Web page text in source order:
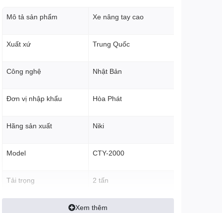
Mô tả sản phẩm Xe nâng tay cao
Xuất xứ Trung Quốc
Công nghệ Nhật Bản
Đơn vị nhập khẩu Hòa Phát
Hãng sản xuất Niki
Model CTY-2000
Tải trọng 2 tấn
Chiều cao nâng tối đa 1.6 mét
Xem thêm